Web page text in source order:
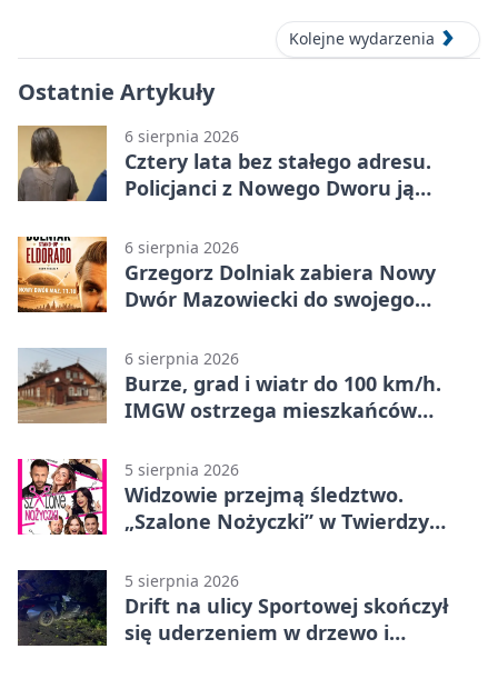
Kolejne wydarzenia
Ostatnie Artykuły
6 sierpnia 2026
Cztery lata bez stałego adresu.
Policjanci z Nowego Dworu ją
6 sierpnia 2026
Grzegorz Dolniak zabiera Nowy
Dwór Mazowiecki do swojego
6 sierpnia 2026
Burze, grad i wiatr do 100 km/h.
IMGW ostrzega mieszkańców
5 sierpnia 2026
Widzowie przejmą śledztwo.
„Szalone Nożyczki” w Twierdzy
5 sierpnia 2026
Drift na ulicy Sportowej skończył
się uderzeniem w drzewo i